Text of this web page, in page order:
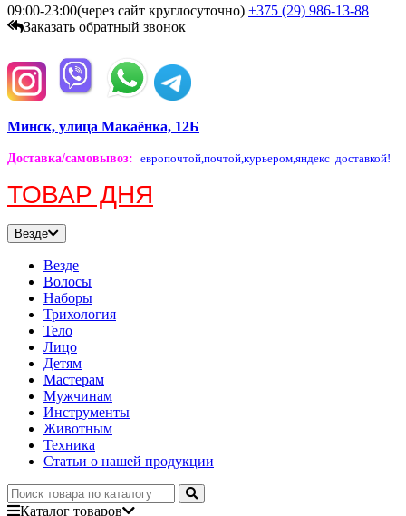
09:00-23:00(через сайт круглосуточно) +375 (29) 986-13-88
Заказать обратный звонок
Минск, улица Макаёнка, 12Б
Доставка/самовывоз: европочтой,почтой,курьером,яндекс доставкой!
ТОВАР ДНЯ
Везде
Везде
Волосы
Наборы
Трихология
Тело
Лицо
Детям
Мастерам
Мужчинам
Инструменты
Животным
Техника
Статьи о нашей продукции
Каталог товаров